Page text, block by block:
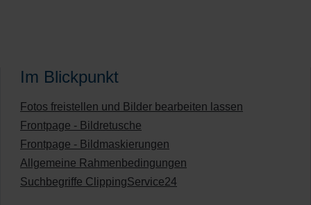
Im Blickpunkt
Fotos freistellen und Bilder bearbeiten lassen
Frontpage - Bildretusche
Frontpage - Bildmaskierungen
Allgemeine Rahmenbedingungen
Suchbegriffe ClippingService24